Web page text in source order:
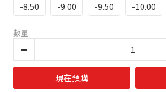
-8.50
-9.00 -9.50 -10.00
數量
現在預購